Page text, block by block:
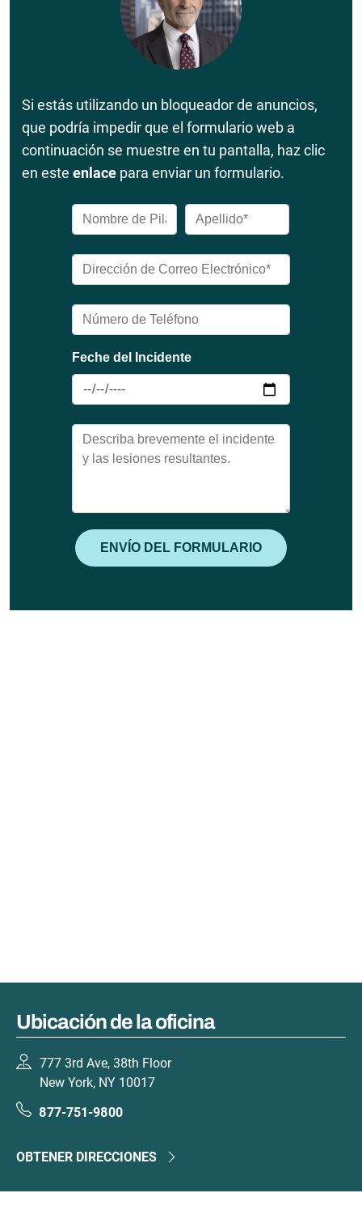
Si estás utilizando un bloqueador de anuncios,
que podría impedir que el formulario web a
continuación se muestre en tu pantalla, haz clic
en este enlace para enviar un formulario.
Ubicación de la oficina
777 3rd Ave, 38th Floor
New York, NY 10017
877-751-9800
OBTENER DIRECCIONES